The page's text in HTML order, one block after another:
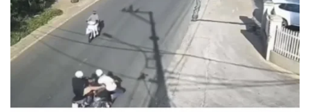
Doanh nhân
Vì cộng đồng
Trải nghiệm
Chuyển đổi số